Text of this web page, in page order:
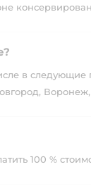
в следующие
100 %